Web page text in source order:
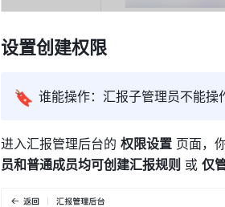
设置创建权限
🔖 谁能操作：汇报子管理员不能操
进入汇报管理后台的 权限设置 页面，
员和普通成员均可创建汇报规则 或 仅